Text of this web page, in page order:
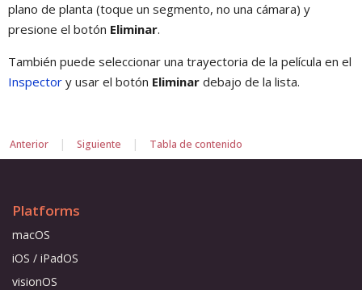
plano de planta (toque un segmento, no una cámara) y
presione el botón Eliminar.
También puede seleccionar una trayectoria de la película en el
Inspector y usar el botón Eliminar debajo de la lista.
Anterior | Siguiente | Tabla de contenido
Platforms
macOS
iOS / iPadOS
visionOS